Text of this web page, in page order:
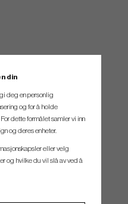
din
deg en personlig
og for å holde
dette formålet samler vi inn
og deres enheter.
eller velg
og hvilke du vil slå av ved å